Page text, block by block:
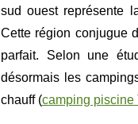
sud ouest représente
Cette région conjugue
parfait. Selon une
désormais les
chauff (camping piscine